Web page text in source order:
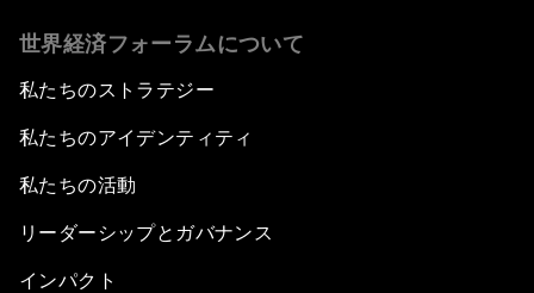
世界経済フォーラムについて
私たちのストラテジー
私たちのアイデンティティ
私たちの活動
リーダーシップとガバナンス
インパクト